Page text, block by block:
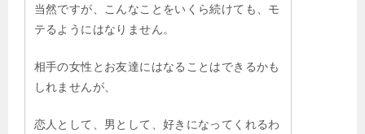
当然ですが、こんなことをいくら続けても、モ
テるようにはなりません。
相手の女性とお友達にはなることはできるかも
しれませんが、
恋人として、男として、好きになってくれるわ